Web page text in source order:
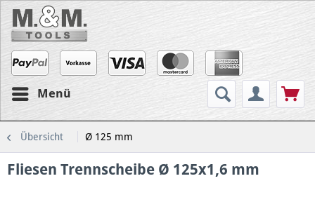
Menü
Übersicht Ø 125 mm
Fliesen Trennscheibe Ø 125x1,6 mm